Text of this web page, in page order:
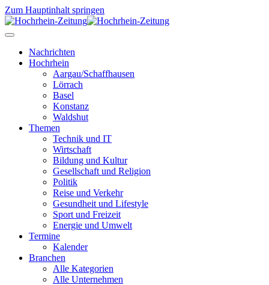
Zum Hauptinhalt springen
Nachrichten
Hochrhein
Aargau/Schaffhausen
Lörrach
Basel
Konstanz
Waldshut
Themen
Technik und IT
Wirtschaft
Bildung und Kultur
Gesellschaft und Religion
Politik
Reise und Verkehr
Gesundheit und Lifestyle
Sport und Freizeit
Energie und Umwelt
Termine
Kalender
Branchen
Alle Kategorien
Alle Unternehmen